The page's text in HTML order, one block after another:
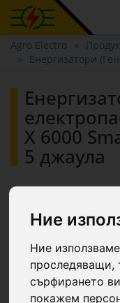
Ние
Ние
проследяващи,
сърфирането
покажем
Agro Electro
Енергизатори
X 6000
5 джаула